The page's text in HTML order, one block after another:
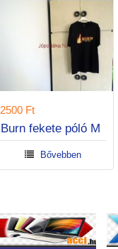
100000000 Ft
Private Loan
Bővebben